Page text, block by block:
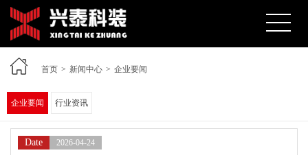
首页 > 新闻中心 > 企业要闻
企业要闻 行业资讯
Date 2026-04-24